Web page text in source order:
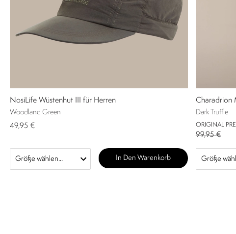
NosiLife Wüstenhut III für Herren
Woodland Green
49,95 €
In Den Warenkorb
Charadrion
Dark Truffle
ORIGINAL
99,95 €